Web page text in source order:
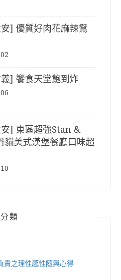
] 優質好肉花麻辣鴛
] 饗食天堂飽到炸
] 東區超強Stan &
貓美式漢堡餐廳口味超
分類
責之理性感性隨興心得